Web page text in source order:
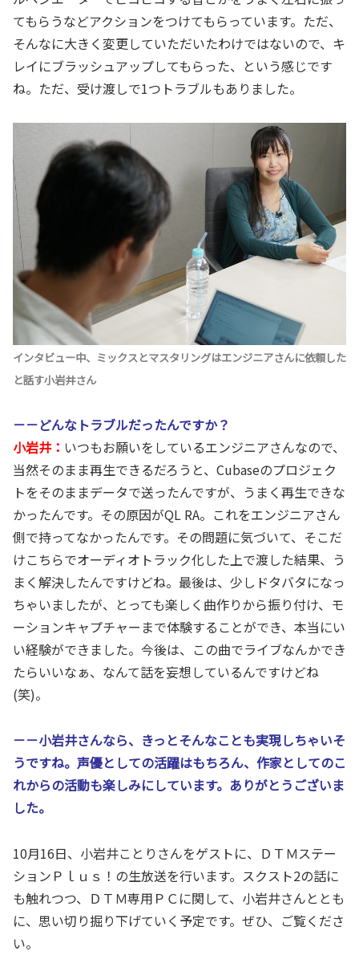
てもらうなどアクションをつけてもらっています。ただ、
そんなに大きく変更していただいたわけではないので、キ
レイにブラッシュアップしてもらった、という感じです
ね。ただ、受け渡しで1つトラブルもありました。
インタビュー中、ミックスとマスタリングはエンジニアさんに依頼した
と話す小岩井さん
－－どんなトラブルだったんですか？
小岩井： いつもお願いをしているエンジニアさんなので、
当然そのまま再生できるだろうと、Cubaseのプロジェク
トをそのままデータで送ったんですが、うまく再生できな
かったんです。その原因がQL RA。これをエンジニアさん
側で持ってなかったんです。その問題に気づいて、そこだ
けこちらでオーディオトラック化した上で渡した結果、う
まく解決したんですけどね。最後は、少しドタバタになっ
ちゃいましたが、とっても楽しく曲作りから振り付け、モ
ーションキャプチャーまで体験することができ、本当にい
い経験ができました。今後は、この曲でライブなんかでき
たらいいなぁ、なんて話を妄想しているんですけどね
(笑)。
－－小岩井さんなら、きっとそんなことも実現しちゃいそ
うですね。声優としての活躍はもちろん、作家としてのこ
れからの活動も楽しみにしています。ありがとうございま
した。
10月16日、小岩井ことりさんをゲストに、ＤＴＭステー
ションＰｌｕｓ！の生放送を行います。スクスト2の話に
も触れつつ、ＤＴＭ専用ＰＣに関して、小岩井さんととも
に、思い切り掘り下げていく予定です。ぜひ、ご覧くださ
い。